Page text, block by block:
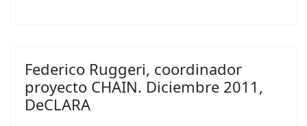
Federico Ruggeri, coordinador
proyecto CHAIN. Diciembre 2011,
DeCLARA